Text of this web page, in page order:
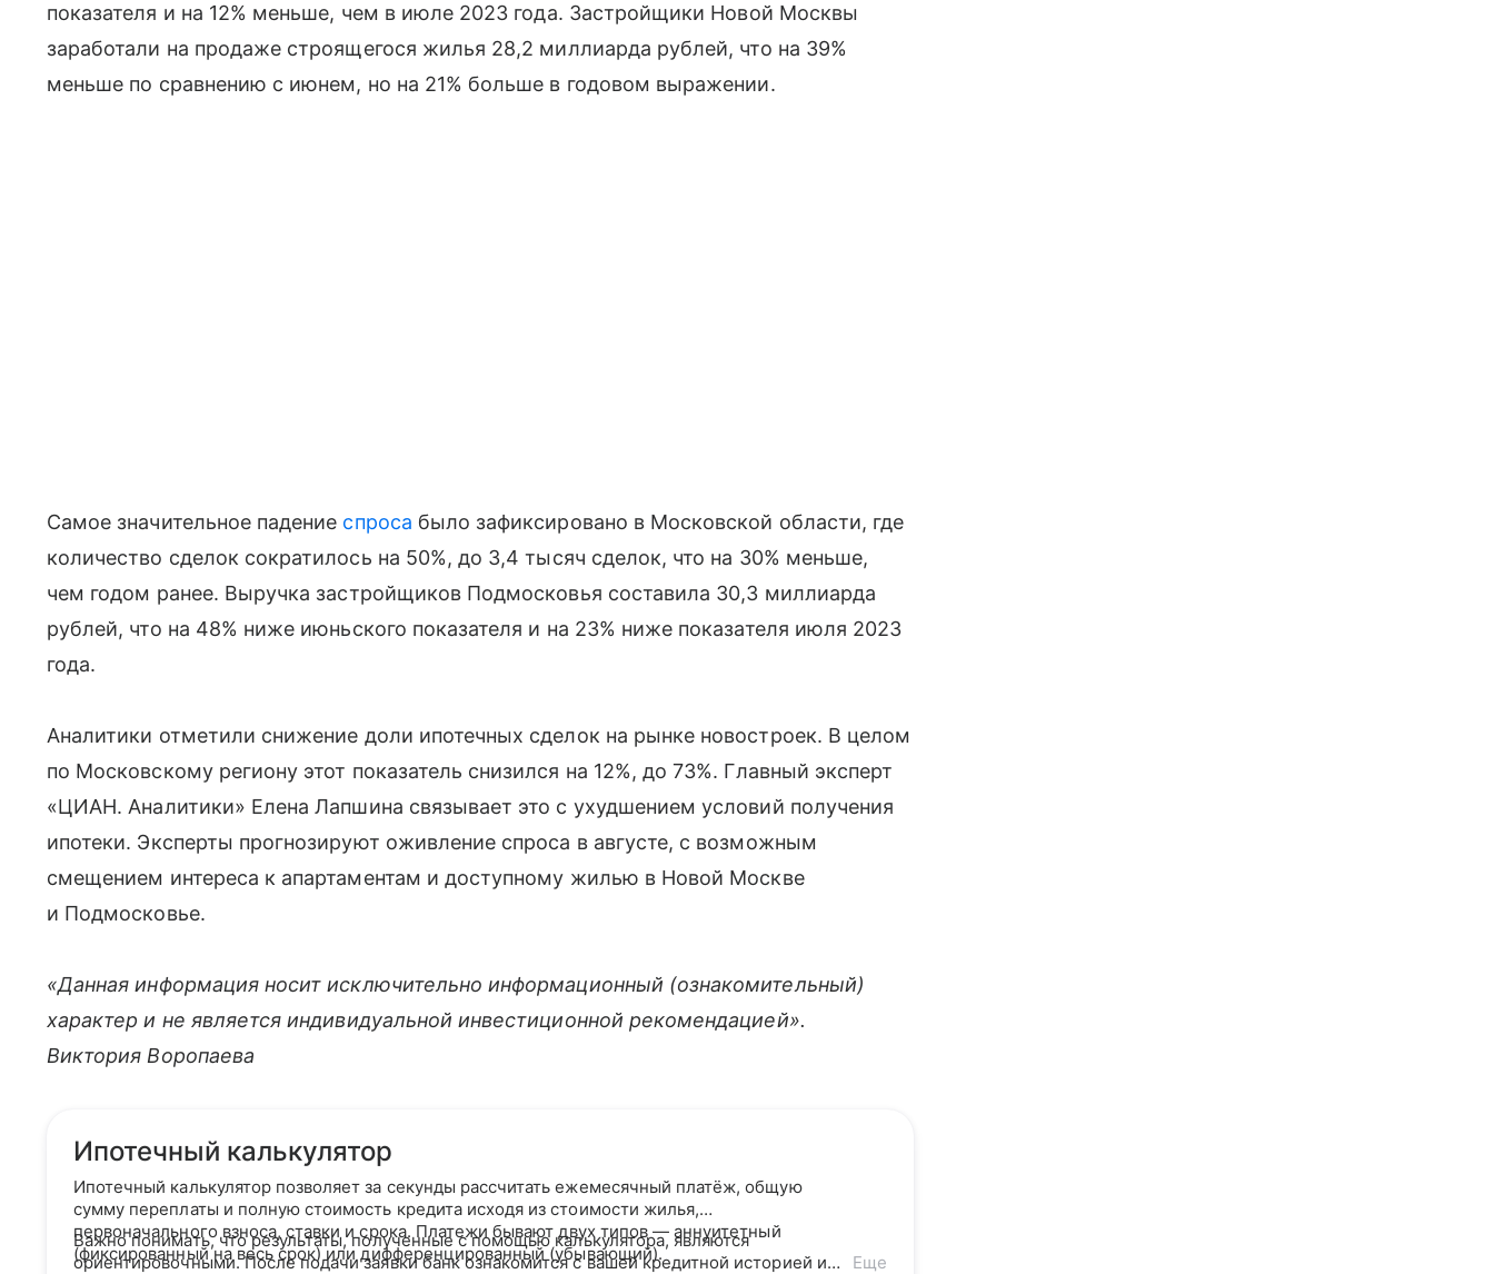
показателя и на 12% меньше, чем в июле 2023 года. Застройщики Новой Москвы
заработали на продаже строящегося жилья 28,2 миллиарда рублей, что на 39%
меньше по сравнению с июнем, но на 21% больше в годовом выражении.
Самое значительное падение спроса было зафиксировано в Московской области, где
количество сделок сократилось на 50%, до 3,4 тысяч сделок, что на 30% меньше,
чем годом ранее. Выручка застройщиков Подмосковья составила 30,3 миллиарда
рублей, что на 48% ниже июньского показателя и на 23% ниже показателя июля 2023
года.
Аналитики отметили снижение доли ипотечных сделок на рынке новостроек. В целом
по Московскому региону этот показатель снизился на 12%, до 73%. Главный эксперт
«ЦИАН. Аналитики» Елена Лапшина связывает это с ухудшением условий получения
ипотеки. Эксперты прогнозируют оживление спроса в августе, с возможным
смещением интереса к апартаментам и доступному жилью в Новой Москве
и Подмосковье.
«Данная информация носит исключительно информационный (ознакомительный)
характер и не является индивидуальной инвестиционной рекомендацией».
Виктория Воропаева
Ипотечный калькулятор
Ипотечный калькулятор позволяет за секунды рассчитать ежемесячный платёж, общую
сумму переплаты и полную стоимость кредита исходя из стоимости жилья,
первоначального взноса, ставки и срока. Платежи бывают двух типов — аннуитетный
(фиксированный на весь срок) или дифференцированный (убывающий).
Важно понимать, что результаты, полученные с помощью калькулятора, являются
ориентировочными. После подачи заявки банк ознакомится с вашей кредитной историей и
Еще